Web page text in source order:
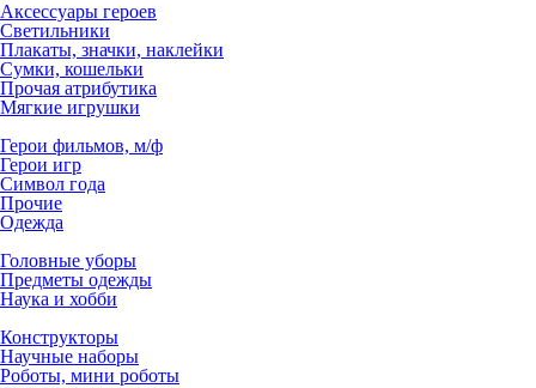
Аксессуары героев
Светильники
Плакаты, значки, наклейки
Сумки, кошельки
Прочая атрибутика
Мягкие игрушки
Герои фильмов, м/ф
Герои игр
Символ года
Прочие
Одежда
Головные уборы
Предметы одежды
Наука и хобби
Конструкторы
Научные наборы
Роботы, мини роботы